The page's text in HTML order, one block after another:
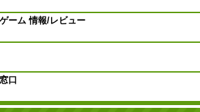
ーム 情報/レビュー
口